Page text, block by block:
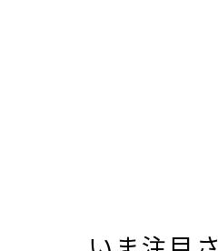
用＞食べきりプラ